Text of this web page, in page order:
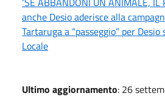
anche Desio aderisce alla
Tartaruga a “passeggio” per
Locale
Ultimo aggiornamento: 26